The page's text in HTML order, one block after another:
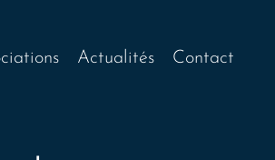
Actualités Contact